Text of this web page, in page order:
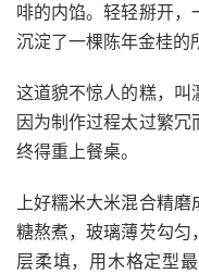
啡的内馅。轻轻掰开
沉淀了一棵陈年金桂的
这道貌不惊人的糕，叫
因为制作过程太过繁冗
终得重上餐桌。
上好糯米大米混合精磨
糖熬煮，玻璃薄芡勾匀
层柔填，用木格定型